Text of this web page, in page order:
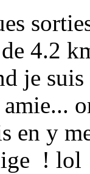
4.2
je
en y
! lol